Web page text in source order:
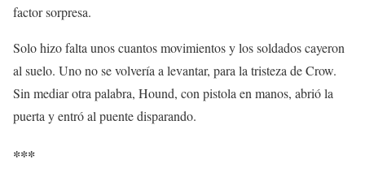
factor sorpresa.
Solo hizo falta unos cuantos movimientos y los soldados cayeron
al suelo. Uno no se volvería a levantar, para la tristeza de Crow.
Sin mediar otra palabra, Hound, con pistola en manos, abrió la
puerta y entró al puente disparando.
***